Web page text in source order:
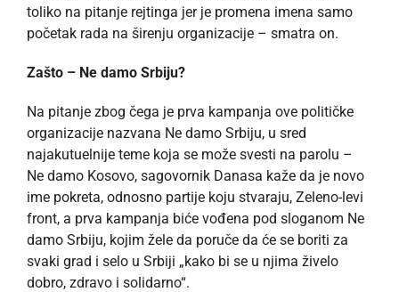
toliko na pitanje rejtinga jer je promena imena samo
početak rada na širenju organizacije – smatra on.
Zašto – Ne damo Srbiju?
Na pitanje zbog čega je prva kampanja ove političke
organizacije nazvana Ne damo Srbiju, u sred
najakutuelnije teme koja se može svesti na parolu –
Ne damo Kosovo, sagovornik Danasa kaže da je novo
ime pokreta, odnosno partije koju stvaraju, Zeleno-levi
front, a prva kampanja biće vođena pod sloganom Ne
damo Srbiju, kojim žele da poruče da će se boriti za
svaki grad i selo u Srbiji „kako bi se u njima živelo
dobro, zdravo i solidarno“.